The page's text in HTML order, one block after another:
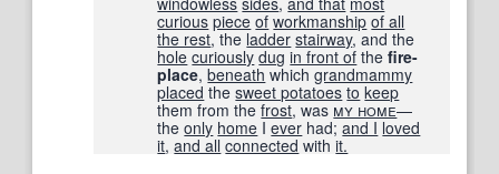
curious piece of workmanship of all
the rest, the ladder stairway, and the
hole curiously dug in front of thefire-
place,beneath whichgrandmammy
placed thesweet potatoes to keep
them from thefrost, was my home—
theonly home Iever had;and I loved
it,and all connected withit.